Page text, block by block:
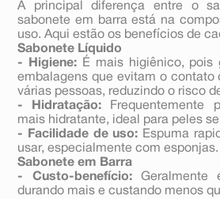
A principal diferença entre o
sabonete em barra está na
uso. Aqui estão os benefícios de
Sabonete Líquido
- Higiene: É mais higiênico, pois
embalagens que evitam o contato
várias pessoas, reduzindo o risco
- Hidratação: Frequentemente
mais hidratante, ideal para peles
- Facilidade de uso: Espuma
usar, especialmente com esponjas.
Sabonete em Barra
- Custo-benefício:Geralmente
durando mais e custando menos